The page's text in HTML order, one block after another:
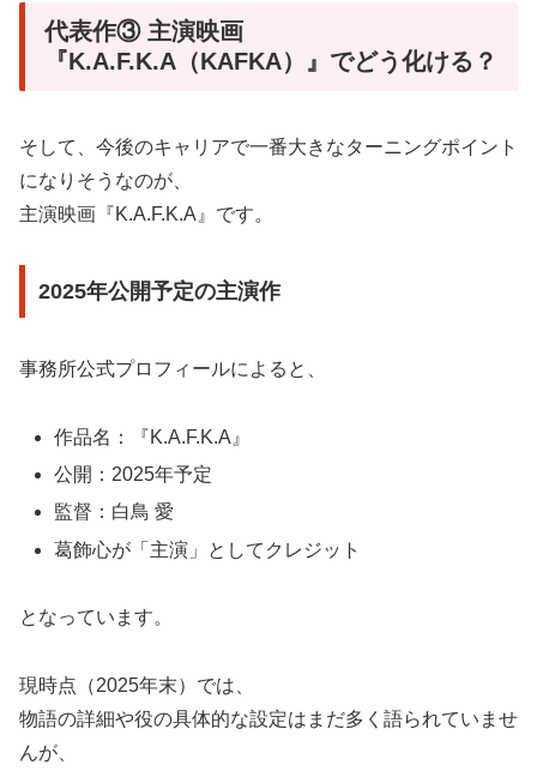
代表作③ 主演映画
『K.A.F.K.A（KAFKA）』でどう化ける？
そして、今後のキャリアで一番大きなターニングポイント
になりそうなのが、
主演映画『K.A.F.K.A』です。
2025年公開予定の主演作
事務所公式プロフィールによると、
作品名：『K.A.F.K.A』
公開：2025年予定
監督：白鳥 愛
葛飾心が「主演」としてクレジット
となっています。
現時点（2025年末）では、
物語の詳細や役の具体的な設定はまだ多く語られていませ
んが、